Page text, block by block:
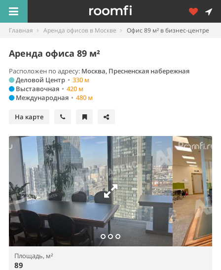
Главная Аренда офисов в Москве Офис 89 м² в бизнес-центре
Аренда офиса 89 м²
Расположен по адресу: Москва, Пресненская набережная
Деловой Центр • 330 м
Выставочная • 420 м
Международная • 480 м
На карте
Площадь, м²
89